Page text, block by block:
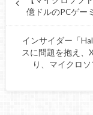
億ドルのPCゲー
インサイダー「
スに問題を抱え、
り、マイクロ